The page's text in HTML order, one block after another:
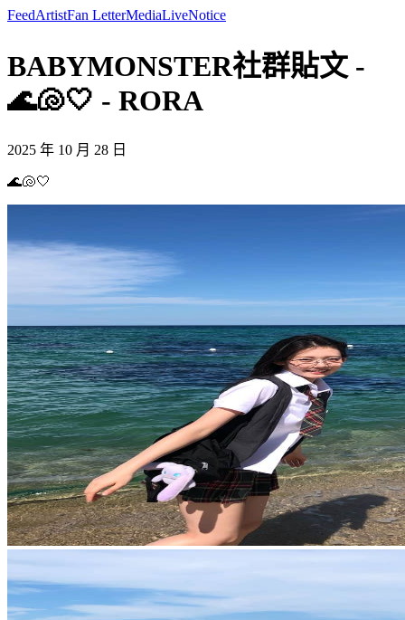
FeedArtistFan LetterMediaLiveNotice
BABYMONSTER社群貼文 -
🌊🐚🤍 - RORA
2025 年 10 月 28 日
🌊🐚🤍